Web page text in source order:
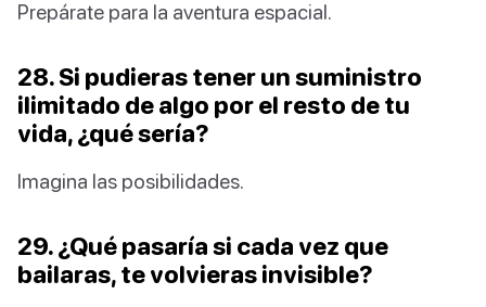
Prepárate para la aventura espacial.
28. Si pudieras tener un suministro
ilimitado de algo por el resto de tu
vida, ¿qué sería?
Imagina las posibilidades.
29. ¿Qué pasaría si cada vez que
bailaras, te volvieras invisible?